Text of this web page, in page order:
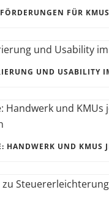
FÖRDERUNGEN FÜR KMUS